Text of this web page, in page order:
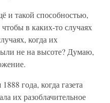
и такой способностью,
в каких-то случаях
когда их
не на высоте? Думаю,
года, когда газета
их разоблачительное